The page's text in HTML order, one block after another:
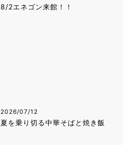
8/2エネゴン来館！！
2026/07/12
夏を乗り切る中華そばと焼き飯